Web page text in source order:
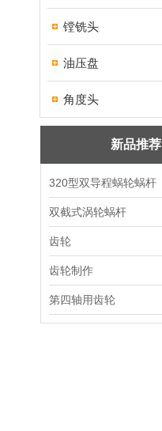
镗铣头
油压盘
角度头
新品推荐
320型双导程蜗轮蜗杆
双截式涡轮蜗杆
齿轮
齿轮制作
第四轴用齿轮